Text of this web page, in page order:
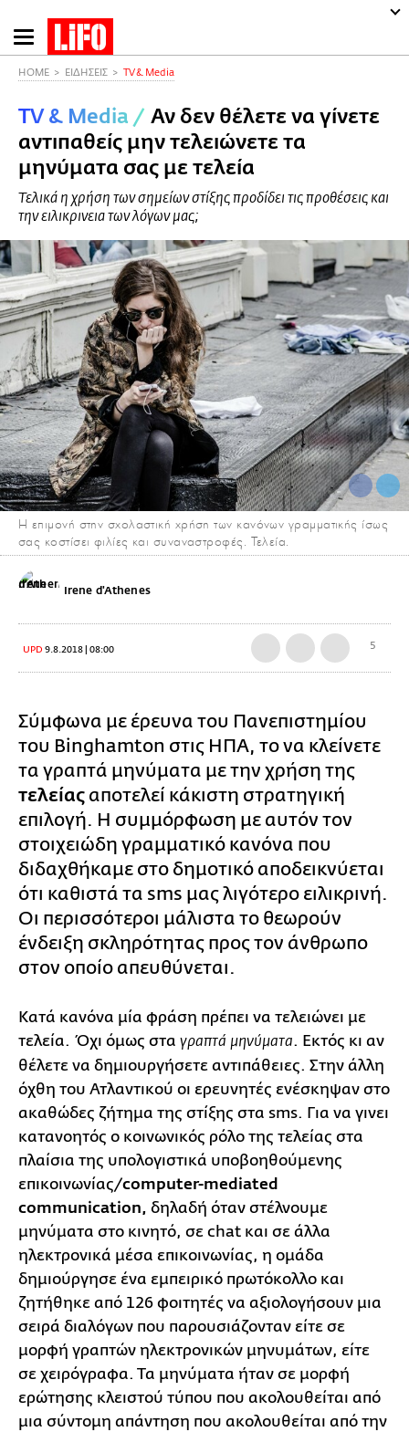
Παράκαμψη
προς
περιεχόμενο
HOME ΕΙΔΗΣΕΙΣ TV & Media
TV & Media / Αν δεν θέλετε να γίνετε
αντιπαθείς μην τελειώνετε τα
μηνύματα σας με τελεία
Τελικά η χρήση των σημείων στίξης προδίδει τις προθέσεις και
την ειλικρινεια των λόγων μας;
Η επιμονή στην σχολαστική χρήση των κανόνων γραμματικής ίσως
σας κοστίσει φιλίες και συναναστροφές. Τελεία.
Irene d'Athenes
UPD 9.8.2018 | 08:00 5
Σύμφωνα με έρευνα του Πανεπιστημίου
του Binghamton στις ΗΠΑ, το να κλείνετε
τα γραπτά μηνύματα με την χρήση της
τελείας αποτελεί κάκιστη στρατηγική
επιλογή. Η συμμόρφωση με αυτόν τον
στοιχειώδη γραμματικό κανόνα που
διδαχθήκαμε στο δημοτικό αποδεικνύεται
ότι καθιστά τα sms μας λιγότερο ειλικρινή.
Οι περισσότεροι μάλιστα το θεωρούν
ένδειξη σκληρότητας προς τον άνθρωπο
στον οποίο απευθύνεται.
Κατά κανόνα μία φράση πρέπει να τελειώνει με
τελεία. Όχι όμως στα γραπτά μηνύματα. Εκτός κι αν
θέλετε να δημιουργήσετε αντιπάθειες. Στην άλλη
όχθη του Ατλαντικού οι ερευνητές ενέσκηψαν στο
ακαθώδες ζήτημα της στίξης στα sms. Για να γινει
κατανοητός ο κοινωνικός ρόλο της τελείας στα
πλαίσια της υπολογιστικά υποβοηθούμενης
επικοινωνίας/computer-mediated
communication, δηλαδή όταν στέλνουμε
μηνύματα στο κινητό, σε chat και σε άλλα
ηλεκτρονικά μέσα επικοινωνίας, η ομάδα
δημιούργησε ένα εμπειρικό πρωτόκολλο και
ζητήθηκε από 126 φοιτητές να αξιολογήσουν μια
σειρά διαλόγων που παρουσιάζονταν είτε σε
μορφή γραπτών ηλεκτρονικών μηνυμάτων, είτε
σε χειρόγραφα. Τα μηνύματα ήταν σε μορφή
ερώτησης κλειστού τύπου που ακολουθείται από
μια σύντομη απάντηση που ακολουθείται από την